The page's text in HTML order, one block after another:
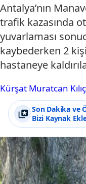
Antalya’nın
trafik kazasında
yuvarlaması
kaybederken 2
hastaneye
Kürşat Muratcan Kılıç
Son Dakika ve
Bizi Kaynak